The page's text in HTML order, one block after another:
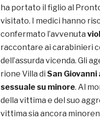
ha portato il figlio al
visitato. I medici hanno
confermato l’avvenuta
raccontare ai carabinieri
dell’assurda vicenda. Gli
rione Villa di San Giovanni
sessuale su minore. Al
della vittima e del suo
vittima sia ancora